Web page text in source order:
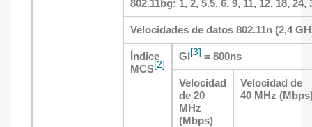
802.11bg: 1, 2, 5.5, 6, 9, 11, 12, 18,
Velocidades de datos 802.11n (2,4
Índice
MCS[2]
GI[3] = 800ns
Velocidad
de 20
MHz
(Mbps)
Velocidad de
40 MHz